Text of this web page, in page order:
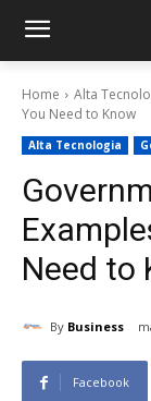
Home Alta
You Need to Know
Alta Tecnologia
Need to
By Business
Facebook